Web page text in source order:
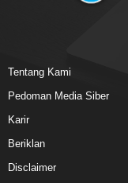
Tentang Kami
Pedoman Media Siber
Karir
Beriklan
Disclaimer